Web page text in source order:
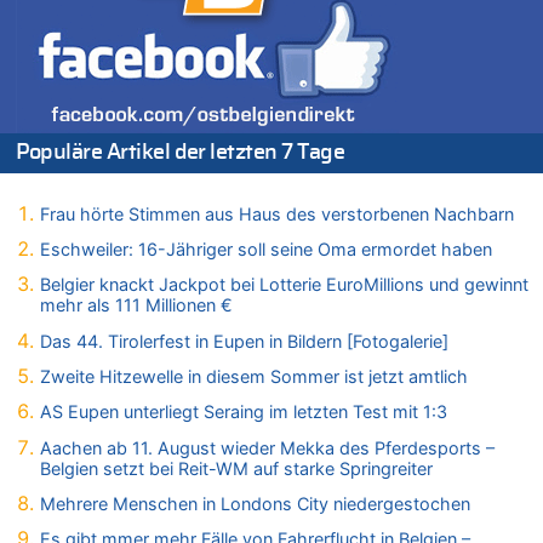
09.08.2026 - 09:11 von Werner Radermacher zu
Politischer Eklat bei der Gedenkfeier in Marcinelle – Meloni:
„Schwerwiegende und beschämende Geste“
09.08.2026 - 08:40 von Guido Scholzen zu
Leipzig, Mechernich und die Frage: Wer steckt hinter den
Drohnen mit Strengstoff? War es Russland?
09.08.2026 - 08:21 von Zuhörer zu
Belgien setzt bei Reit-WM auf starke Springreiter
09.08.2026 - 07:40 von SoSo zu
Aachen ab 11. August wieder Mekka des Pferdesports –
Belgien setzt bei Reit-WM auf starke Springreiter
09.08.2026 - 07:00 von Zuhörer zu
Leipzig, Mechernich und die Frage: Wer steckt hinter den
Drohnen mit Strengstoff? War es Russland?
09.08.2026 - 01:10 von Peter S. zu
Leipzig, Mechernich und die Frage: Wer steckt hinter den
Populäre Artikel der letzten 7 Tage
Frau hörte Stimmen aus Haus des verstorbenen Nachbarn
Eschweiler: 16-Jähriger soll seine Oma ermordet haben
Belgier knackt Jackpot bei Lotterie EuroMillions und gewinnt
mehr als 111 Millionen €
Das 44. Tirolerfest in Eupen in Bildern [Fotogalerie]
Zweite Hitzewelle in diesem Sommer ist jetzt amtlich
AS Eupen unterliegt Seraing im letzten Test mit 1:3
Aachen ab 11. August wieder Mekka des Pferdesports –
Belgien setzt bei Reit-WM auf starke Springreiter
Mehrere Menschen in Londons City niedergestochen